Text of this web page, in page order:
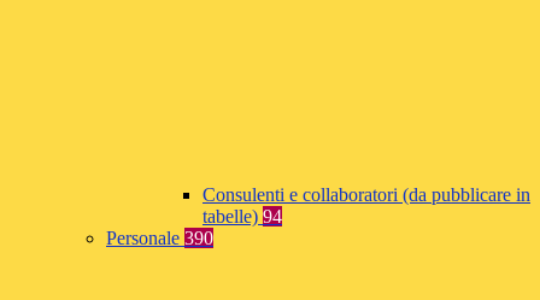
Consulenti e collaboratori (da pubblicare in
tabelle) 94
Personale 390